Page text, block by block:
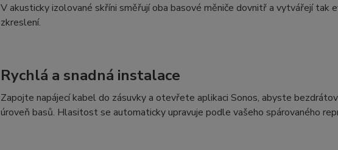
V akusticky izolované skříni směřují oba basové měniče dovnitř a vytvářejí tak
zkreslení.
Rychlá a snadná instalace
Zapojte napájecí kabel do zásuvky a otevřete aplikaci Sonos, abyste
úroveň basů. Hlasitost se automaticky upravuje podle vašeho spárovaného